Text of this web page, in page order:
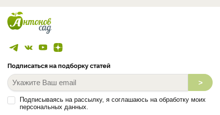
Подписаться на подборку статей
>
Подписываясь на рассылку, я соглашаюсь на обработку моих
персональных данных.